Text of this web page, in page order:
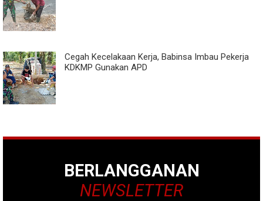
Cegah Kecelakaan Kerja, Babinsa Imbau Pekerja
KDKMP Gunakan APD
BERLANGGANAN
NEWSLETTER